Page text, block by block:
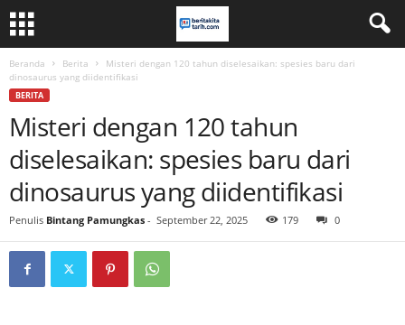
Beranda Berita
Misteri dengan 120 tahun diselesaikan: spesies baru dari
dinosaurus yang diidentifikasi
BERITA
Misteri dengan 120 tahun
diselesaikan: spesies baru dari
dinosaurus yang diidentifikasi
Penulis Bintang Pamungkas - September 22, 2025 179 0